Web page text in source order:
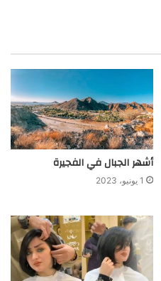
أشهر الجبال في الفجيرة
1 يونيو، 2023